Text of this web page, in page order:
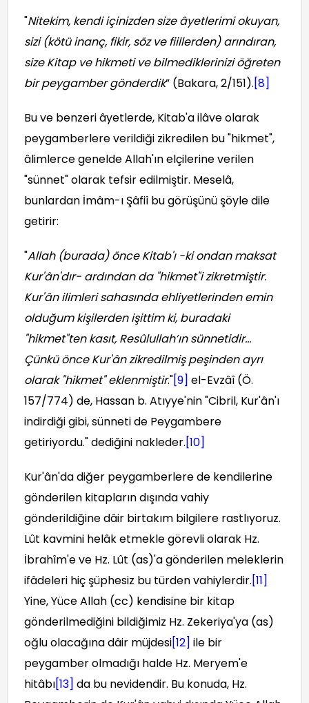
"Nitekim, kendi içinizden size âyetlerimi okuyan,
sizi (kötü inanç, fikir, söz ve fiillerden) arındıran,
size Kitap ve hikmeti ve bilmediklerinizi öğreten
bir peygamber gönderdik” (Bakara, 2/151).[8]
Bu ve benzeri âyetlerde, Kitab'a ilâve olarak
peygamberlere verildiği zikredilen bu "hikmet",
âlimlerce genelde Allah'ın elçilerine verilen
"sünnet" olarak tefsir edilmiştir. Meselâ,
bunlardan İmâm-ı Şâfiî bu görüşünü şöyle dile
getirir:
"Allah (burada) önce Kitab'ı -ki ondan maksat
Kur'ân'dır- ardından da "hikmet"i zikretmiştir.
Kur'ân ilimleri sahasında ehliyetlerinden emin
olduğum kişilerden işittim ki, buradaki
"hikmet"ten kasıt, Resûlullah’ın sünnetidir...
Çünkü önce Kur'ân zikredilmiş peşinden ayrı
olarak "hikmet" eklenmiştir."[9] el-Evzâî (Ö.
157/774) de, Hassan b. Atıyye'nin "Cibril, Kur'ân'ı
indirdiği gibi, sünneti de Peygambere
getiriyordu." dediğini nakleder.[10]
Kur'ân'da diğer peygamberlere de kendilerine
gönderilen kitapların dışında vahiy
gönderildiğine dâir birtakım bilgilere rastlıyoruz.
Lût kavmini helâk etmekle görevli olarak Hz.
İbrahîm'e ve Hz. Lût (as)'a gönderilen meleklerin
ifâdeleri hiç şüphesiz bu türden vahiylerdir.[11]
Yine, Yüce Allah (cc) kendisine bir kitap
gönderilmediğini bildiğimiz Hz. Zekeriya'ya (as)
oğlu olacağına dâir müjdesi[12] ile bir
peygamber olmadığı halde Hz. Meryem'e
hitâbı[13] da bu nevidendir. Bu konuda, Hz.